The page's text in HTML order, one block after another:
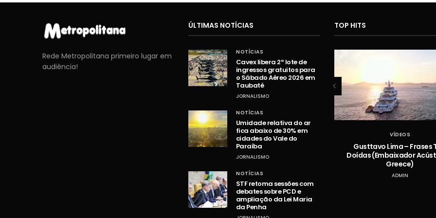
Rede Metropolitana primeiro lugar em
audiência!
ÚLTIMAS NOTÍCIAS
NOTÍCIAS
Cavex libera 2º lote de
ingressos gratuitos para
o Sábado Aéreo 2026 em
Taubaté
JORNALISMO
NOTÍCIAS
Umidade relativa do ar
fica abaixo de 30% em
cidades do Vale do
Paraíba
JORNALISMO
NOTÍCIAS
STF retoma sessões com
debates sobre PCD e
ampliação da Lei Maria
da Penha
TOP HITS
VÍDEOS
Hugo e Guilherme – Vazou na
Braquiara
VÍDEOS
Gusttavo Lima – Frases
Doídas (Embaixador
Greece)
ADMIN